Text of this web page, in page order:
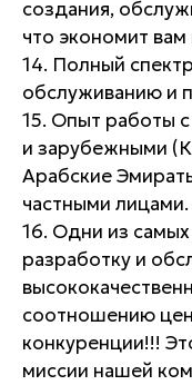
создания,
что экономит
14. Полный
обслуживанию и
15. Опыт работы
и зарубежными
Арабские
частными лицами.
16. Одни из
разработку и
соотношению
конкуренции!!!
миссии нашей